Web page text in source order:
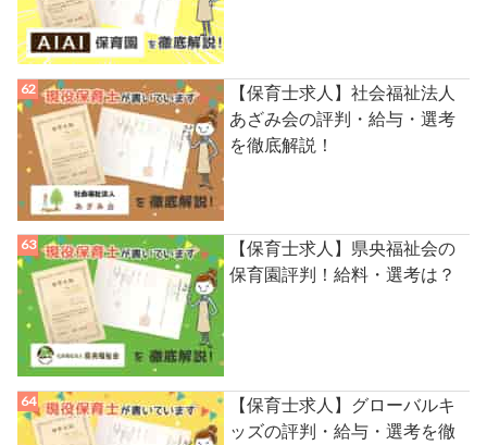
【保育士求人】社会福祉法人
あざみ会の評判・給与・選考
を徹底解説！
【保育士求人】県央福祉会の
保育園評判！給料・選考は？
【保育士求人】グローバルキ
ッズの評判・給与・選考を徹